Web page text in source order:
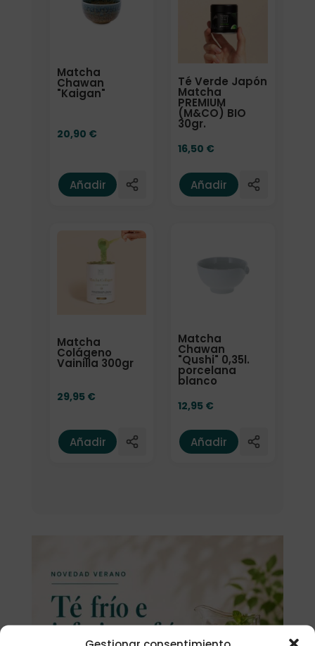
Matcha
Chawan
"Kaigan"
20,90 €
Añadir
Té Verde Japón
Matcha
PREMIUM
(M&CO) BIO
30gr.
16,50 €
Añadir
Matcha
Colágeno
Vainilla 300gr
29,95 €
Añadir
Matcha
Chawan
"Qushi" 0,35l.
porcelana
blanco
12,95 €
Añadir